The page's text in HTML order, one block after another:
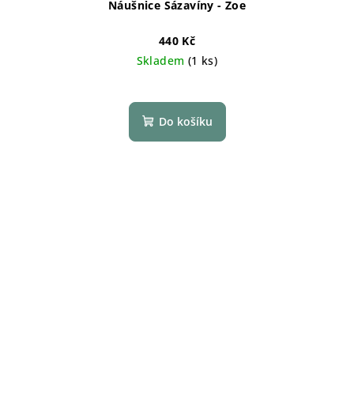
Náušnice Sázavíny - Zoe
440 Kč
Skladem (1 ks)
Do košíku